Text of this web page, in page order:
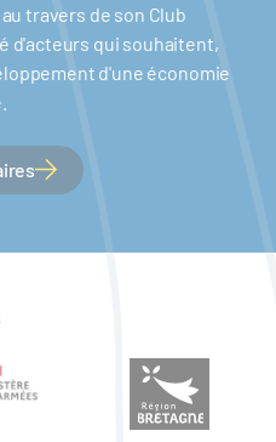
travers de son Club
d'acteurs qui souhaitent,
d'une économie